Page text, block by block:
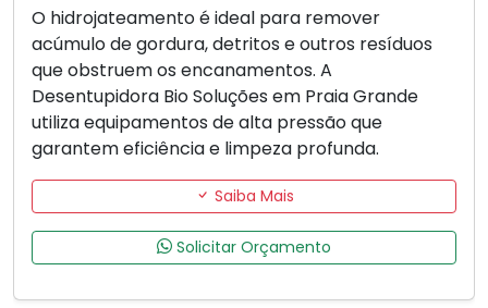
O hidrojateamento é ideal para remover
acúmulo de gordura, detritos e outros resíduos
que obstruem os encanamentos. A
Desentupidora Bio Soluções em Praia Grande
utiliza equipamentos de alta pressão que
garantem eficiência e limpeza profunda.
Saiba Mais
Solicitar Orçamento